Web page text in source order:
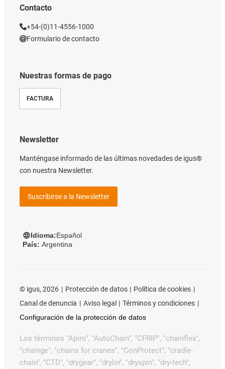
Nuestras formas de pago
FACTURA
Contacto
+54-(0)11-4556-1000
Formulario de contacto
Newsletter
Manténgase informado de las últimas novedades de igus®
con nuestra Newsletter.
Suscribirse a la Newsletter
Idioma:Español
País: Argentina
© igus, 2026 Protección de datos
Política de cookies
Canal de denuncia
Aviso legal
Términos y condiciones
Configuración de la protección de datos
Los términos "Apiro", "AutoChain", "CFRIP", "chainflex",
"chainge", "chains for cranes", "ConProtect", "cradle-
chain", "CTD", "drygear", "drylin", "dryspin", "dry-tech",